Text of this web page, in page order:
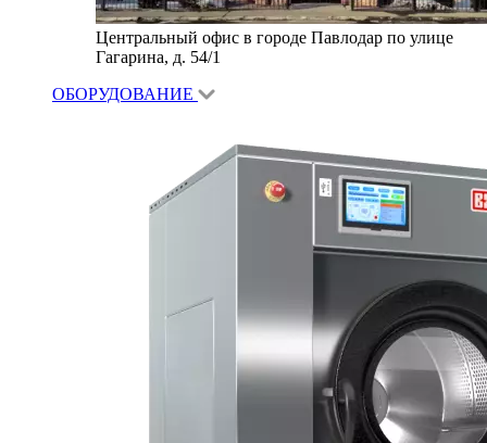
Центральный офис в городе Павлодар по улице
Гагарина, д. 54/1
ОБОРУДОВАНИЕ